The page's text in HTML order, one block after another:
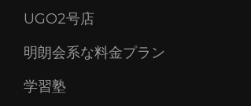
UGO2号店
明朗会系な料金プラン
学習塾